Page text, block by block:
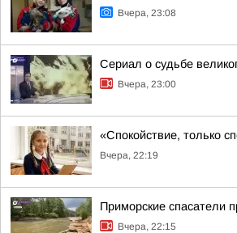
Вчера, 23:08
Сериал о судьбе
Вчера, 23:00
«Спокойствие, только
Вчера, 22:19
Приморские спасатели
Вчера, 22:15